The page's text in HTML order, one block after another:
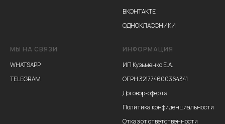
ВКОНТАКТЕ
ОДНОКЛАССНИКИ
МЫ НА СВЯЗИ
WHATSAPP
TELEGRAM
ИНФОРМАЦИЯ
ИП Кузьменко Е.А.
ОГРН 321774600364341
Договор-оферта
Политика конфиденциальности
Отказ от ответственности